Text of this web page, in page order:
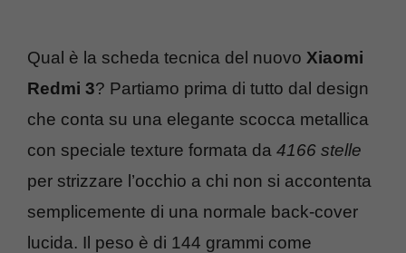
Qual è la scheda tecnica del nuovo Xiaomi
Redmi 3? Partiamo prima di tutto dal design
che conta su una elegante scocca metallica
con speciale texture formata da 4166 stelle
per strizzare l’occhio a chi non si accontenta
semplicemente di una normale back-cover
lucida. Il peso è di 144 grammi come